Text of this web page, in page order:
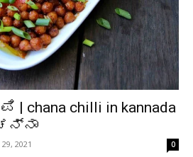
chilli in kannada
2021 0